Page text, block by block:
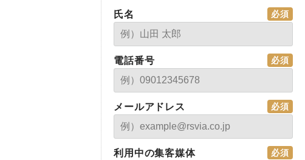
氏名
電話番号
メールアドレス
利用中の集客媒体